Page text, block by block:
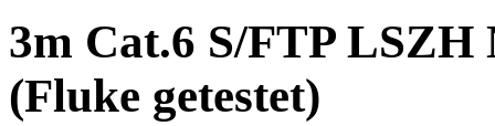
3m Cat.6 S/FTP LSZH
(Fluke getestet)